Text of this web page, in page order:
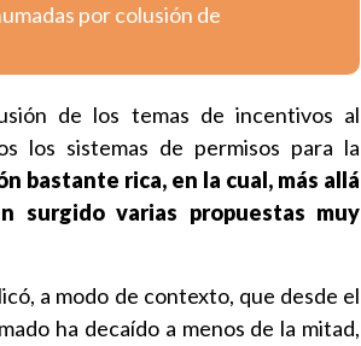
por colusión de
de los temas de incentivos al
los sistemas de permisos para la
bastante rica, en la cual, más allá
surgido varias propuestas muy
a modo de contexto, que desde el
ha decaído a menos de la mitad,